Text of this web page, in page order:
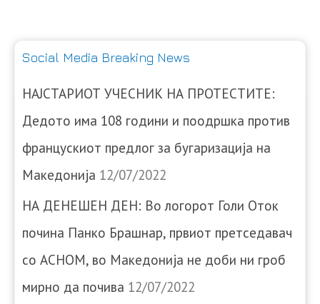
Social Media Breaking News
НАЈСТАРИОТ УЧЕСНИК НА ПРОТЕСТИТЕ:
Дедото има 108 години и поодршка против
францускиот предлог за бугаризација на
Македонија 12/07/2022
НА ДЕНЕШЕН ДЕН: Во логорот Голи Оток
почина Панко Брашнар, првиот претседавач
со АСНОМ, во Македонија не доби ни гроб
мирно да почива 12/07/2022